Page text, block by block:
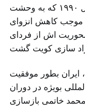
صدام در اشغال کویت در سال ۱۹۹۰ که به وحشت
موجب کاهش انزوای
اش از فردای
ایران بطور موفقیت
بویژه در دوران
خاتمی بازسازی